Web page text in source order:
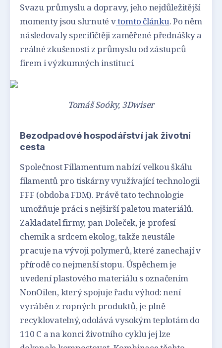
Svazu průmyslu a dopravy, jeho nejdůležitější
momenty jsou shrnuté vtomto článku. Po něm
následovaly specifičtěji zaměřené přednášky a
reálné zkušenosti z průmyslu od zástupců
firem i výzkumných institucí.
Tomáš Soóky, 3Dwiser
Bezodpadové hospodářství jak životní
cesta
Společnost Fillamentum nabízí velkou škálu
filamentů pro tiskárny využívající technologii
FFF (obdoba FDM). Právě tato technologie
umožňuje práci s nejširší paletou materiálů.
Zakladatel firmy, pan Doleček, je profesí
chemik a srdcem ekolog, takže neustále
pracuje na vývoji polymerů, které zanechají v
přírodě co nejmenší stopu. Úspěchem je
uvedení plastového materiálu s označením
NonOilen, který spojuje řadu výhod: není
vyráběn z ropných produktů, je plně
recyklovatelný, odolává vysokým teplotám do
110 C a na konci životního cyklu jej lze